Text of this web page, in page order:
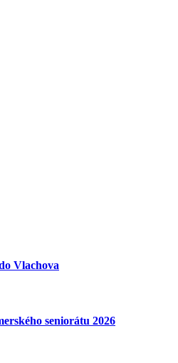
Vlachova
seniorátu 2026